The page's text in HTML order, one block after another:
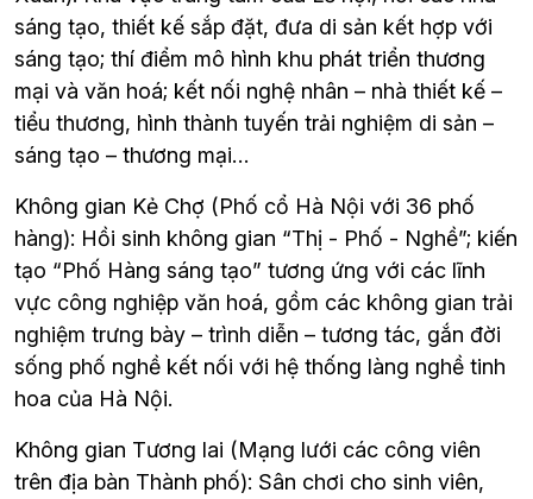
sáng tạo, thiết kế sắp đặt, đưa di sản kết hợp với
sáng tạo; thí điểm mô hình khu phát triển thương
mại và văn hoá; kết nối nghệ nhân – nhà thiết kế –
tiểu thương, hình thành tuyến trải nghiệm di sản –
sáng tạo – thương mại…
Không gian Kẻ Chợ (Phố cổ Hà Nội với 36 phố
hàng): Hồi sinh không gian “Thị - Phố - Nghề”; kiến
tạo “Phố Hàng sáng tạo” tương ứng với các lĩnh
vực công nghiệp văn hoá, gồm các không gian trải
nghiệm trưng bày – trình diễn – tương tác, gắn đời
sống phố nghề kết nối với hệ thống làng nghề tinh
hoa của Hà Nội.
Không gian Tương lai (Mạng lưới các công viên
trên địa bàn Thành phố): Sân chơi cho sinh viên,